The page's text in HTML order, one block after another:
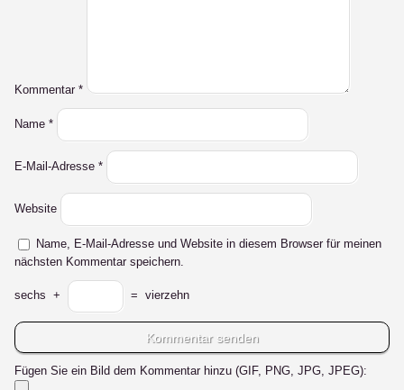
Kommentar *
Name *
E-Mail-Adresse *
Website
Name, E-Mail-Adresse und Website in diesem Browser für meinen
nächsten Kommentar speichern.
sechs + = vierzehn
Fügen Sie ein Bild dem Kommentar hinzu (GIF, PNG, JPG, JPEG):